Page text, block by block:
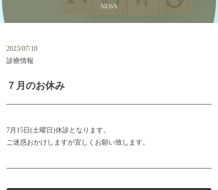
快適な治療と心地よい空間を提供します
むし歯の治療跡や銀歯をきれいにしたい
歯が虫歯にならないために
お子さまの歯並びを健やかに整えます
NEWS
2023/07/10
診療情報
７月のお休み
7月15日(土曜日)休診となります。
ご迷惑おかけしますが宜しくお願い致します。